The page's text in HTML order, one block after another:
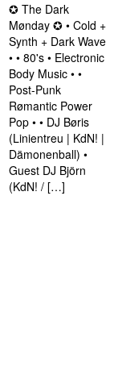
✪ The Dark
Mønday ✪ • Cold +
Synth + Dark Wave
• • 80's • Electronic
Body Music • •
Post-Punk
Rømantic Power
Pop • • DJ Børis
(Linientreu | KdN! |
Dämonenball) •
Guest DJ Björn
(KdN! / […]